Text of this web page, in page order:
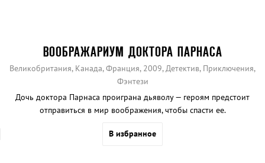
ВООБРАЖАРИУМ ДОКТОРА ПАРНАСА
Великобритания, Канада, Франция, 2009, Детектив, Приключения,
Фэнтези
Дочь доктора Парнаса проиграна дьяволу — героям предстоит
отправиться в мир воображения, чтобы спасти ее.
В избранное